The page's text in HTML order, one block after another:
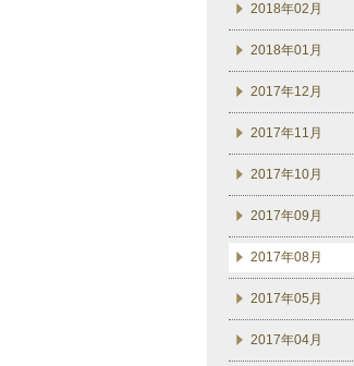
2018年02月
2018年01月
2017年12月
2017年11月
2017年10月
2017年09月
2017年08月
2017年05月
2017年04月